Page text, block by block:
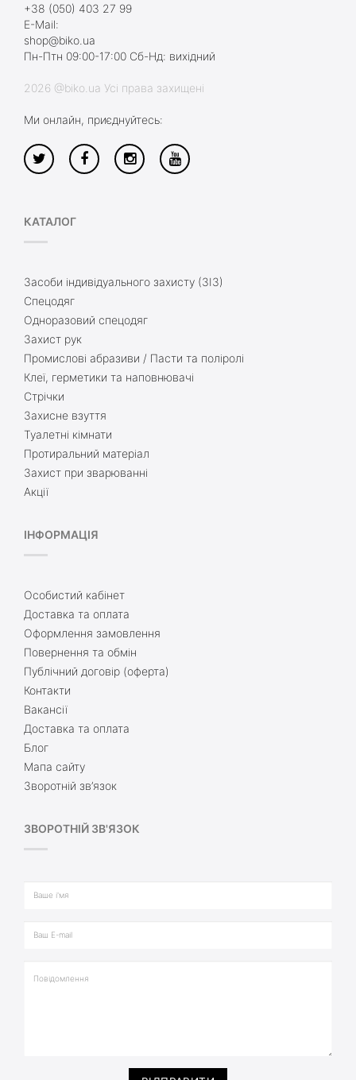
+38 (050) 403 27 99
E-Mail:
shop@biko.ua
Пн-Птн 09:00-17:00 Сб-Нд: вихідний
2026 @biko.ua Усі права захищені
Ми онлайн, приєднуйтесь:
КАТАЛОГ
Засоби індивідуального захисту (ЗІЗ)
Спецодяг
Одноразовий спецодяг
Захист рук
Промислові абразиви / Пасти та поліролі
Клеї, герметики та наповнювачі
Стрічки
Захисне взуття
Туалетні кімнати
Протиральний матеріал
Захист при зварюванні
Акції
ІНФОРМАЦІЯ
Особистий кабінет
Доставка та оплата
Оформлення замовлення
Повернення та обмін
Публічний договір (оферта)
Контакти
Вакансії
Доставка та оплата
Блог
Мапа сайту
Зворотній зв’язок
ЗВОРОТНІЙ ЗВ'ЯЗОК